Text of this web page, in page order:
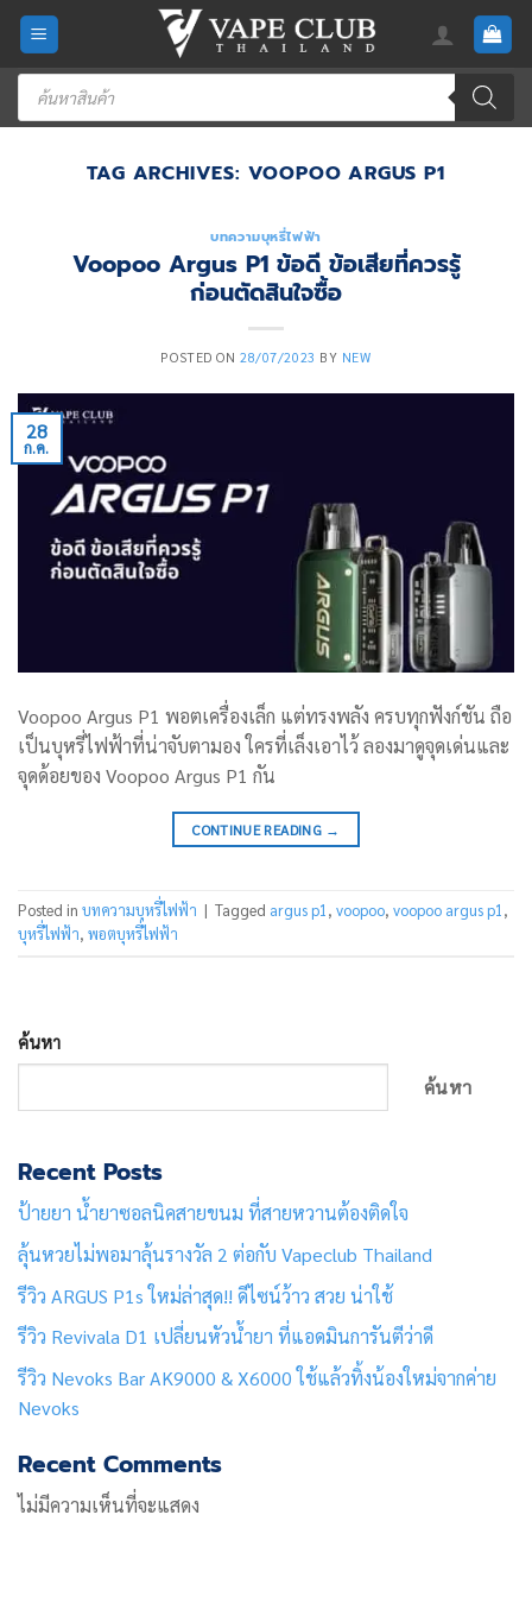
Skip
content
Products
search
TAG ARCHIVES: VOOPOO ARGUS P1
บทความบุหรี่ไฟฟ้า
Voopoo Argus P1 ข้อดี ข้อเสียที่ควรรู้
ก่อนตัดสินใจซื้อ
POSTED ON28/07/2023 BY NEW
28
ก.ค.
Voopoo Argus P1 พอตเครื่องเล็ก แต่ทรงพลัง ครบทุกฟังก์ชัน ถือ
เป็นบุหรี่ไฟฟ้าที่น่าจับตามอง ใครที่เล็งเอาไว้ ลองมาดูจุดเด่นและ
จุดด้อยของ Voopoo Argus P1 กัน
CONTINUE READING →
Posted in บทความบุหรี่ไฟฟ้า | Tagged argus p1 , voopoo, voopoo argus p1 ,
บุหรี่ไฟฟ้า, พอตบุหรี่ไฟฟ้า
ค้นหา
ค้นหา
Recent Posts
ป้ายยา น้ำยาซอลนิคสายขนม ที่สายหวานต้องติดใจ
ลุ้นหวยไม่พอมาลุ้นรางวัล 2 ต่อกับ Vapeclub Thailand
รีวิว ARGUS P1s ใหม่ล่าสุด!! ดีไซน์ว้าว สวย น่าใช้
รีวิว Revivala D1 เปลี่ยนหัวน้ำยา ที่แอดมินการันตีว่าดี
รีวิว Nevoks Bar AK9000 & X6000 ใช้แล้วทิ้งน้องใหม่จากค่าย
Nevoks
Recent Comments
ไม่มีความเห็นที่จะแสดง